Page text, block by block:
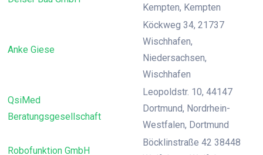
Kempten, Kempten
Anke Giese
Köckweg 34, 21737
Wischhafen,
Niedersachsen,
Wischhafen
QsiMed
Beratungsgesellschaft
Leopoldstr. 10, 44147
Dortmund, Nordrhein-
Westfalen, Dortmund
Robofunktion GmbH
Böcklinstraße 42 38448